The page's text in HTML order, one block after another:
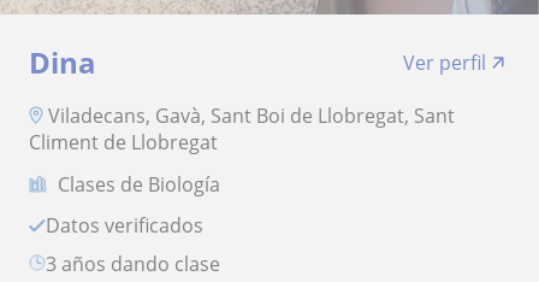
Dina
Ver perfil
Viladecans, Gavà, Sant Boi de Llobregat, Sant
Climent de Llobregat
Clases de Biología
Datos verificados
3 años dando clase